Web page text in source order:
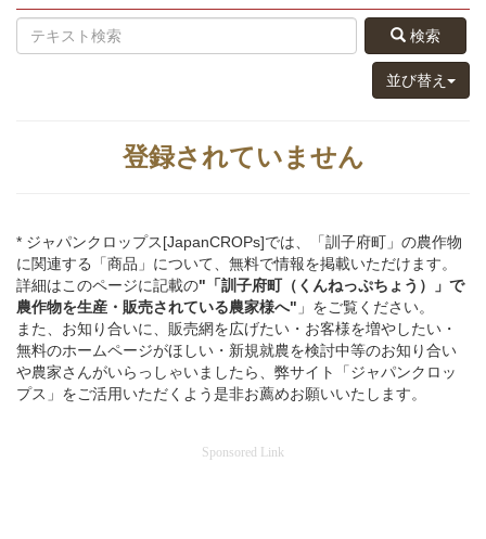
検索
並び替え
登録されていません
* ジャパンクロップス[JapanCROPs]では、「訓子府町」の農作物
に関連する「商品」について、無料で情報を掲載いただけます。
詳細はこのページに記載の"「訓子府町（くんねっぷちょう）」 で
農作物を生産・販売されている農家様へ" 」をご覧ください。
また、お知り合いに、販売網を広げたい・お客様を増やしたい・
無料のホームページがほしい・新規就農を検討中等のお知り合い
や農家さんがいらっしゃいましたら、弊サイト「ジャパンクロッ
プス」をご活用いただくよう是非お薦めお願いいたします。
Sponsored Link